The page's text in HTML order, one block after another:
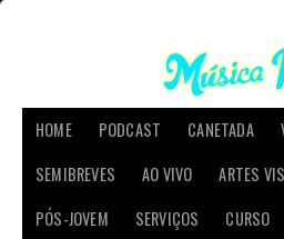
HOME PODCAST CANETADA
SEMIBREVES
AO VIVO ARTES
PÓS-JOVEM
SERVIÇOS CURSO